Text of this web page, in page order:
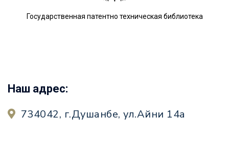
Государственная патентно техническая библиотека
Наш адрес:
734042, г.Душанбе, ул.Айни 14а